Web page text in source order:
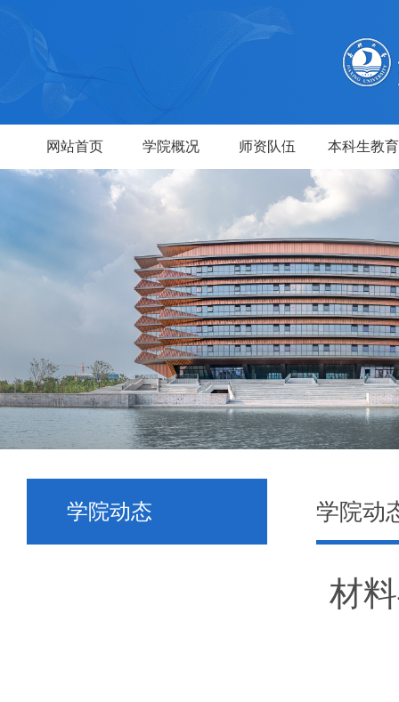
网站首页 学院概况 师资队伍 本科生教育
学院动态 学院动
材